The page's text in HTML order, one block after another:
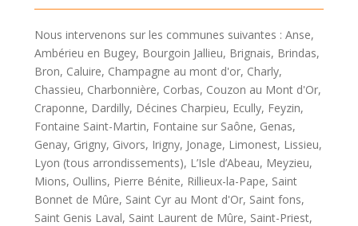
Nous intervenons sur les communes suivantes : Anse,
Ambérieu en Bugey, Bourgoin Jallieu, Brignais, Brindas,
Bron, Caluire, Champagne au mont d'or, Charly,
Chassieu, Charbonnière, Corbas, Couzon au Mont d'Or,
Craponne, Dardilly, Décines Charpieu, Ecully, Feyzin,
Fontaine Saint-Martin, Fontaine sur Saône, Genas,
Genay, Grigny, Givors, Irigny, Jonage, Limonest, Lissieu,
Lyon (tous arrondissements), L’Isle d’Abeau, Meyzieu,
Mions, Oullins, Pierre Bénite, Rillieux-la-Pape, Saint
Bonnet de Mûre, Saint Cyr au Mont d'Or, Saint fons,
Saint Genis Laval, Saint Laurent de Mûre, Saint-Priest,